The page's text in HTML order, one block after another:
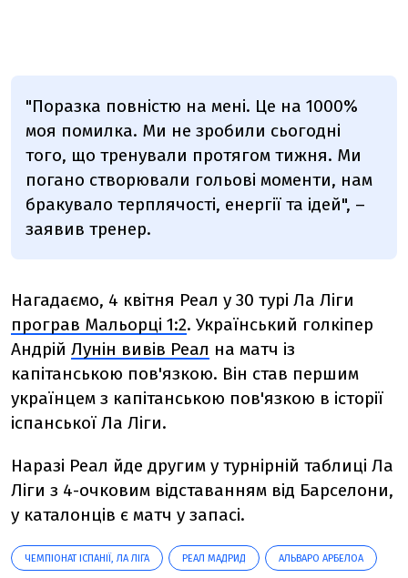
"Поразка повністю на мені. Це на 1000%
моя помилка. Ми не зробили сьогодні
того, що тренували протягом тижня. Ми
погано створювали гольові моменти, нам
бракувало терплячості, енергії та ідей", –
заявив тренер.
Нагадаємо, 4 квітня Реал у 30 турі Ла Ліги
програв Мальорці 1:2. Український голкіпер
Андрій Лунін вивів Реал на матч із
капітанською пов'язкою. Він став першим
українцем з капітанською пов'язкою в історії
іспанської Ла Ліги.
Наразі Реал йде другим у турнірній таблиці Ла
Ліги з 4-очковим відставанням від Барселони,
у каталонців є матч у запасі.
ЧЕМПІОНАТ ІСПАНІЇ, ЛА ЛІГА РЕАЛ МАДРИД АЛЬВАРО АРБЕЛОА